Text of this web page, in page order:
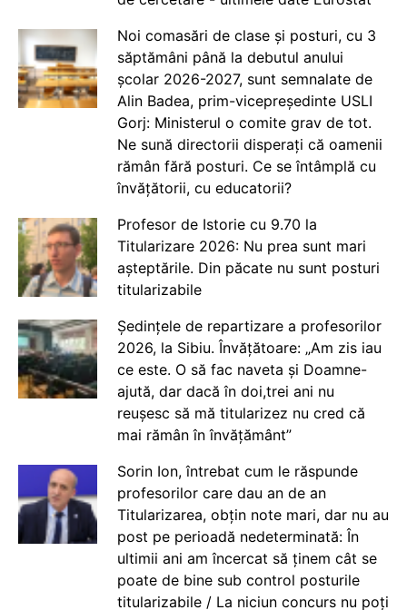
Noi comasări de clase și posturi, cu 3
săptămâni până la debutul anului
școlar 2026-2027, sunt semnalate de
Alin Badea, prim-vicepreședinte USLI
Gorj: Ministerul o comite grav de tot.
Ne sună directorii disperați că oamenii
rămân fără posturi. Ce se întâmplă cu
învățătorii, cu educatorii?
Profesor de Istorie cu 9.70 la
Titularizare 2026: Nu prea sunt mari
așteptările. Din păcate nu sunt posturi
titularizabile
Ședințele de repartizare a profesorilor
2026, la Sibiu. Învățătoare: „Am zis iau
ce este. O să fac naveta și Doamne-
ajută, dar dacă în doi,trei ani nu
reușesc să mă titularizez nu cred că
mai rămân în învățământ”
Sorin Ion, întrebat cum le răspunde
profesorilor care dau an de an
Titularizarea, obțin note mari, dar nu au
post pe perioadă nedeterminată: În
ultimii ani am încercat să ținem cât se
poate de bine sub control posturile
titularizabile / La niciun concurs nu poți